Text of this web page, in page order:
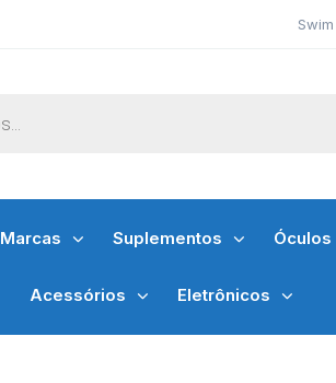
Marcas Suplementos Óculos
Acessórios Eletrônicos